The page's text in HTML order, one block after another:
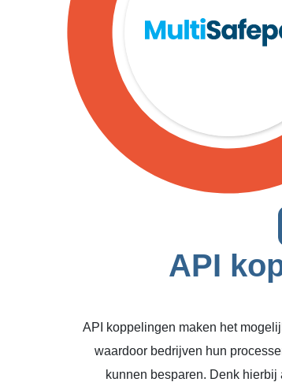
API
API koppelingen maken het
waardoor bedrijven hun
kunnen besparen. Denk